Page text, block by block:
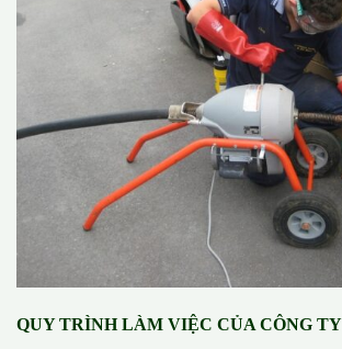
QUY TRÌNH LÀM VIỆC CỦA CÔNG